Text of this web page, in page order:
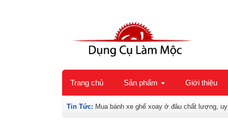
Trang chủ Sản phẩm Giới thiệu
Tin Tức: Mua bánh xe ghế xoay ở đâu chất lượng,